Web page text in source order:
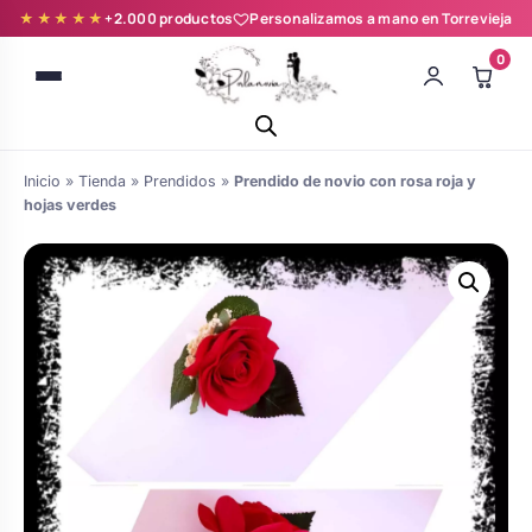
★★★★★+2.000 productos Personalizamos a mano en Torrevieja
0
novia y zapatillas
personalizadas
de boda
Árboles de Huellas para Primera
Batas de comunión personalizadas
para niña
Inicio » Tienda » Prendidos » Prendido de novio con rosa roja y
hojas verdes